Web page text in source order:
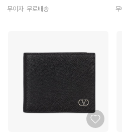
무이자 무료배송